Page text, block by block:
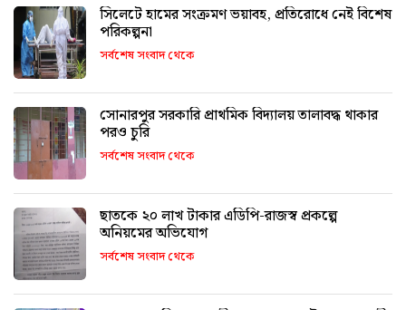
সিলেটে হামের সংক্রমণ ভয়াবহ, প্রতিরোধে নেই বিশেষ
পরিকল্পনা
সর্বশেষ সংবাদ থেকে
সোনারপুর সরকারি প্রাথমিক বিদ্যালয় তালাবদ্ধ থাকার
পরও চুরি
সর্বশেষ সংবাদ থেকে
ছাতকে ২০ লাখ টাকার এডিপি-রাজস্ব প্রকল্পে
অনিয়মের অভিযোগ
সর্বশেষ সংবাদ থেকে